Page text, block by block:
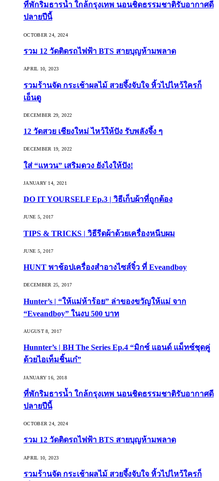
ที่พักริมธารน้ำ ใกล้กรุงเทพ นอนชิดธรรมชาติรับอากาศดี
ปลายปีนี้
OCTOBER 24, 2024
รวม 12 วัดติดรถไฟฟ้า BTS สายบุญห้ามพลาด
APRIL 10, 2023
รวมร้านจัด กระเช้าผลไม้ สวยจึ้งจับใจ หิ้วไปไหว้ใครก็
เอ็นดู
DECEMBER 29, 2022
12 วัดสวย เชียงใหม่ ไหว้ให้ปัง รับพลังจึ้ง ๆ
DECEMBER 19, 2022
ใส่ “แหวน” เสริมดวง ยังไงให้ปัง!
JANUARY 14, 2021
DO IT YOURSELF Ep.3 | วิธีเก็บผ้าที่ถูกต้อง
JUNE 5, 2017
TIPS & TRICKS | วิธีรีดผ้าด้วยเครื่องหนีบผม
JUNE 5, 2017
HUNT พาช้อปเครื่องสำอางไซส์จิ๋ว ที่ Eveandboy
DECEMBER 25, 2017
Hunter’s | “ให้แม่ห้าร้อย” ล่าของขวัญให้แม่ จาก
“Eveandboy” ในงบ 500 บาท
AUGUST 8, 2017
Hunnter’s | BH The Series Ep.4 “มิกซ์ แอนด์ แม็ทซ์ชุดคู่
ด้วยไอเท็มชิ้นเก๋”
JANUARY 16, 2018
ที่พักริมธารน้ำ ใกล้กรุงเทพ นอนชิดธรรมชาติรับอากาศดี
ปลายปีนี้
OCTOBER 24, 2024
รวม 12 วัดติดรถไฟฟ้า BTS สายบุญห้ามพลาด
APRIL 10, 2023
รวมร้านจัด กระเช้าผลไม้ สวยจึ้งจับใจ หิ้วไปไหว้ใครก็